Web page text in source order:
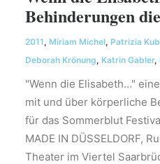
Behinderungen
2011, Miriam Michel, Patrizia
Deborah Krönung, Katrin Gabler,
"Wenn die Elisabeth…"
mit und über körperliche
für das Sommerblut
MADE IN DÜSSELDORF,
Theater im Viertel